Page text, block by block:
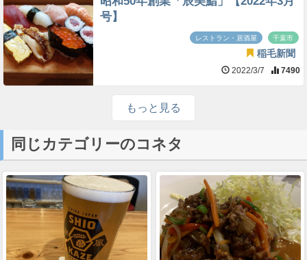
号】
レストラン・居酒屋 千葉市
稲毛新聞
2022/3/7 7490
もっと見る
同じカテゴリーのコネタ